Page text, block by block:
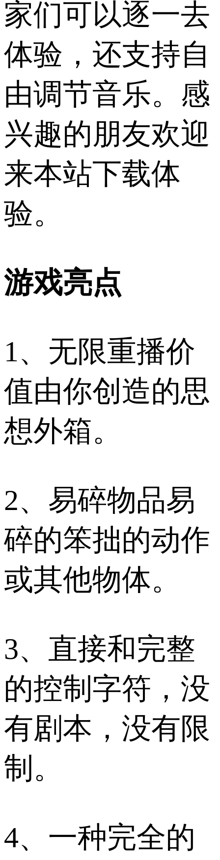
家们可以逐一去
体验，还支持自
由调节音乐。感
兴趣的朋友欢迎
来本站下载体
验。
游戏亮点
1、无限重播价
值由你创造的思
想外箱。
2、易碎物品易
碎的笨拙的动作
或其他物体。
3、直接和完整
的控制字符，没
有剧本，没有限
制。
4、一种完全的